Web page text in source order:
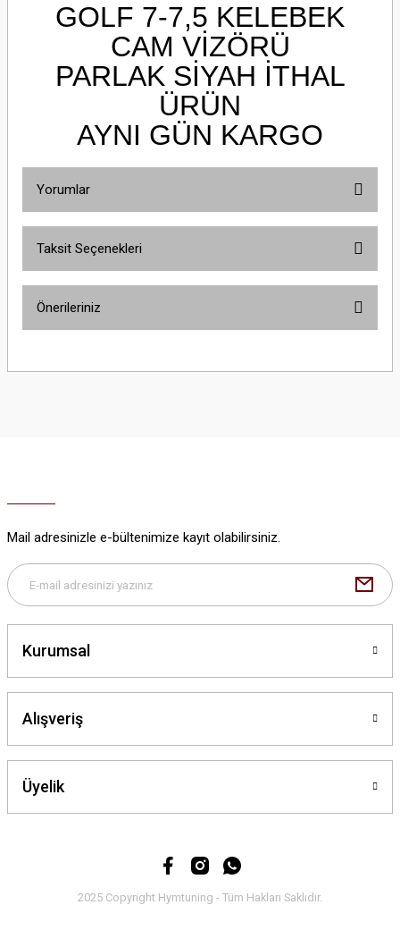
GOLF 7-7,5 KELEBEK
CAM VİZÖRÜ
PARLAK SİYAH İTHAL
ÜRÜN
AYNI GÜN KARGO
Yorumlar
Taksit Seçenekleri
Önerileriniz
yetersiz gördüğünüz noktaları öneri formunu kullanarak tarafımıza
Bu ürüne benzer farklı alternatifler olmalı.
Mail adresinizle e-bültenimize kayıt olabilirsiniz.
Kurumsal
Alışveriş
Üyelik
2025 Copyright Hymtuning - Tüm Hakları Saklıdır.